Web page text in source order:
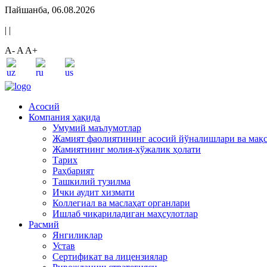
Пайшанба, 06.08.2026
| |
A- A A+
Асосий
Компания ҳақида
Умумий маълумотлар
Жамият фаолиятининг асосий йўналишлари ва
Жамиятнинг молия-хўжалик ҳолати
Тарих
Раҳбарият
Ташкилий тузилма
Ички аудит хизмати
Коллегиал ва маслаҳат органлари
Ишлаб чиқариладиган маҳсулотлар
Расмий
Янгиликлар
Устав
Сертификат ва лицензиялар